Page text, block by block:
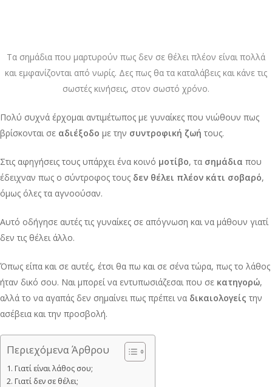
Τα σημάδια που μαρτυρούν πως δεν σε θέλει πλέον είναι πολλά
και εμφανίζονται από νωρίς. Δες πως θα τα καταλάβεις και κάνε τις
σωστές κινήσεις, στον σωστό χρόνο.
Πολύ συχνά έρχομαι αντιμέτωπος με γυναίκες που νιώθουν πως
βρίσκονται σε αδιέξοδο με την συντροφική ζωή τους.
Στις αφηγήσεις τους υπάρχει ένα κοινό μοτίβο, τα σημάδια που
έδειχναν πως ο σύντροφος τους δεν θέλει πλέον κάτι σοβαρό,
όμως όλες τα αγνοούσαν.
Αυτό οδήγησε αυτές τις γυναίκες σε απόγνωση και να μάθουν γιατί
δεν τις θέλει άλλο.
Όπως είπα και σε αυτές, έτσι θα πω και σε σένα τώρα, πως το λάθος
ήταν δικό σου. Ναι μπορεί να εντυπωσιάζεσαι που σε κατηγορώ,
αλλά το να αγαπάς δεν σημαίνει πως πρέπει να δικαιολογείς την
ασέβεια και την προσβολή.
Περιεχόμενα Άρθρου
Γιατί είναι λάθος σου;
Γιατί δεν σε θέλει;